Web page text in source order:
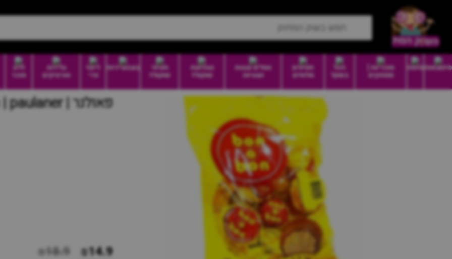
סיטונאותמזווה
סוכריות |
ממתקים
הכל
בשקל
חטיפים
מלוחים
וופלים עוגות
ועוגיות
טבלאות
שוקולד
חטיפי
שוקולד
בונבוניירות
דיוטי
פרי
גלידות
וארטיקים
ללא
סוכר
פאולנר | paulaner | חצי ליטר
₪14.9
₪18.9